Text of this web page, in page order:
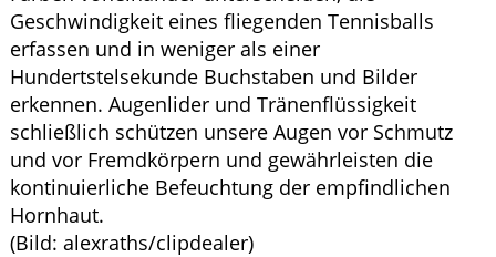
Geschwindigkeit eines fliegenden Tennisballs
erfassen und in weniger als einer
Hundertstelsekunde Buchstaben und Bilder
erkennen. Augenlider und Tränenflüssigkeit
schließlich schützen unsere Augen vor Schmutz
und vor Fremdkörpern und gewährleisten die
kontinuierliche Befeuchtung der empfindlichen
Hornhaut.
(Bild: alexraths/clipdealer)